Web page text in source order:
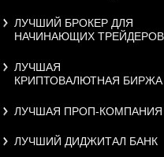
ЛУЧШИЙ БРОКЕР ДЛЯ
НАЧИНАЮЩИХ ТРЕЙДЕРОВ
ЛУЧШАЯ
КРИПТОВАЛЮТНАЯ БИРЖА
ЛУЧШАЯ ПРОП-КОМПАНИЯ
ЛУЧШИЙ ДИДЖИТАЛ БАНК